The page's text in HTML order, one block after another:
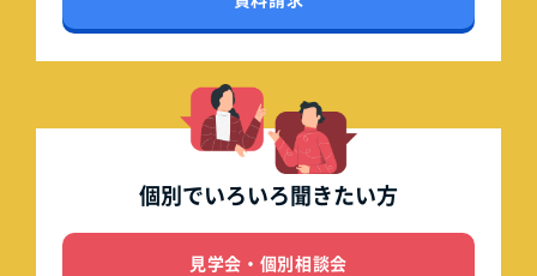
個別でいろいろ聞きたい方
見学会・個別相談会